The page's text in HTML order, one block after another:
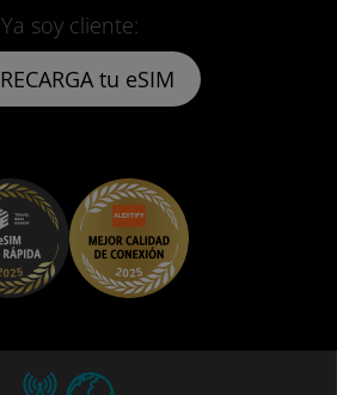
Ya soy cliente:
RECARGA tu eSIM